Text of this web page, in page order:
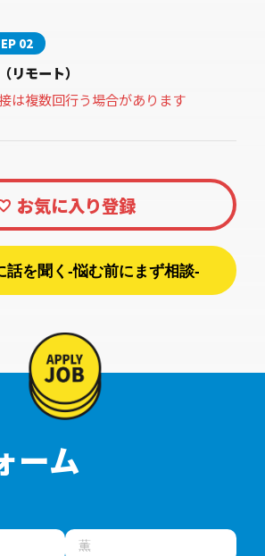
02
リモート）
は複数回行う場合があります
話を聞く-悩む前にまず相談-
ーム